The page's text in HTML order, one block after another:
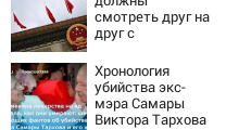
смотреть друг на
друг с
Зеленский
поставил задачу
своим
дипломатам
Хронология
убийства экс-
мэра Самары
Виктора Тархова